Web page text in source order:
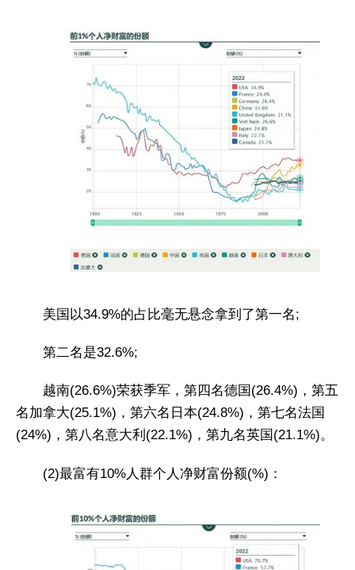
美国以34.9%的占比毫无悬念拿到了第一名;
第二名是32.6%;
越南(26.6%)荣获季军，第四名德国(26.4%)，第五
名加拿大(25.1%)，第六名日本(24.8%)，第七名法国
(24%)，第八名意大利(22.1%)，第九名英国(21.1%)。
(2)最富有10%人群个人净财富份额(%)：